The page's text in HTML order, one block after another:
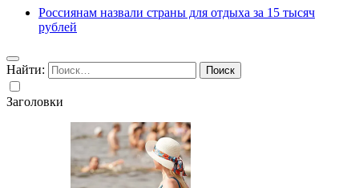
Россиянам назвали страны для отдыха за 15 тысяч
рублей
Найти:
Заголовки